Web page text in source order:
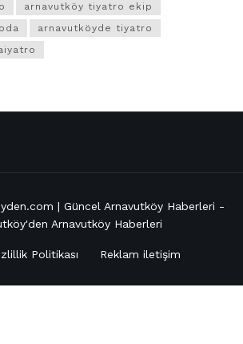
arnavutköy tiyatro ekip
arnavutköyde tiyatro
| Güncel Arnavutköy Haberleri -
Arnavutköy Haberleri
Politikası Reklam iletişim